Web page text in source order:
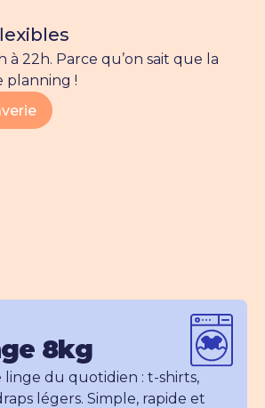
22h. Parce qu’on sait que la
planning !
8kg
du quotidien : t-shirts,
légers. Simple, rapide et